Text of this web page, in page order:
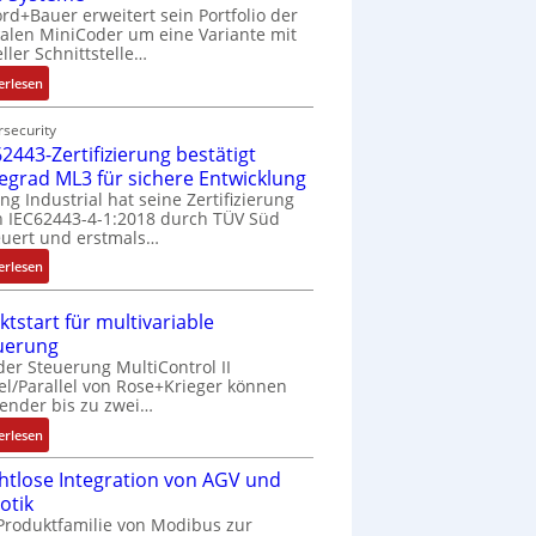
erweitert sein Portfolio der
MiniCoder um eine Variante mit
Schnittstelle…
:
E
i
n
f
a
c
h
e
S
n
s
o
r
-
I
t
Zertifizierung bestätigt
ML3 für sichere Entwicklung
Industrial hat seine Zertifizierung
IEC62443-4-1:2018 durch TÜV Süd
und erstmals…
:
I
C
6
2
4
4
3
Z
e
für multivariable
Steuerung MultiControl II
Parallel von Rose+Krieger können
bis zu zwei…
:
M
a
k
Integration von AGV und
von Modibus zur